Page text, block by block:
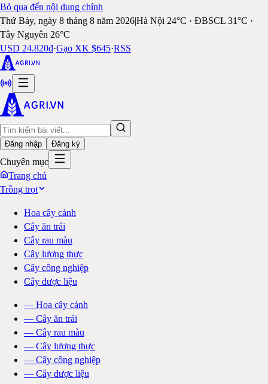
Bỏ qua đến nội dung chính
Thứ Bảy, ngày 8 tháng 8 năm 2026|Hà Nội 24°C · ĐBSCL 31°C ·
Tây Nguyên 26°C
USD 24.820đ·Gạo XK $645·RSS
Đăng nhập Đăng ký
Chuyên mục
Trang chủ
Trồng trọt
Hoa cây cảnh
Cây ăn trái
Cây rau màu
Cây lương thực
Cây công nghiệp
Cây dược liệu
— Hoa cây cảnh
— Cây ăn trái
— Cây rau màu
— Cây lương thực
— Cây công nghiệp
— Cây dược liệu